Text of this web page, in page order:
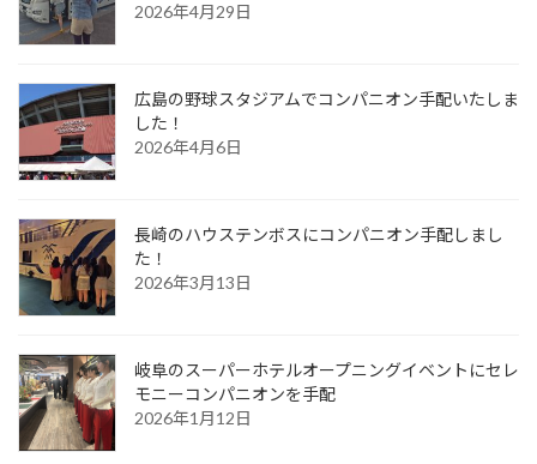
2026年4月29日
広島の野球スタジアムでコンパニオン手配いたしま
した！
2026年4月6日
長崎のハウステンボスにコンパニオン手配しまし
た！
2026年3月13日
岐阜のスーパーホテルオープニングイベントにセレ
モニーコンパニオンを手配
2026年1月12日